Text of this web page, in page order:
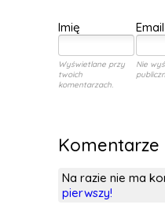
Komentarze
Na razie nie ma
pierwszy!
Imię Email
Wyświetlane przy
twoich
komentarzach.
Nie